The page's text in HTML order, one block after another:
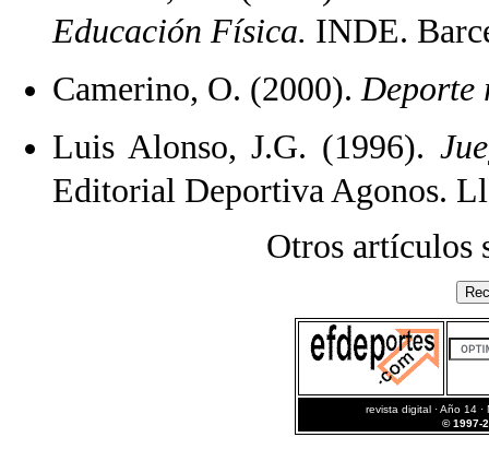
Educación Física. INDE.
Camerino, O. (2000).Deporte
Luis Alonso, J.G. (1996).
Editorial Deportiva Agonos.
Otros artículos
revista digital · Año 14 ·
© 1997-